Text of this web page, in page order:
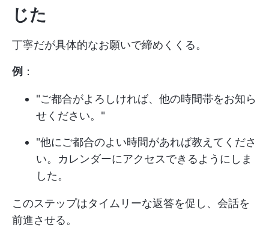
じた
丁寧だが具体的なお願いで締めくくる。
例 ：
"ご都合がよろしければ、他の時間帯をお知ら
せください。"
"他にご都合のよい時間があれば教えてくださ
い。カレンダーにアクセスできるようにしま
した。
このステップはタイムリーな返答を促し、会話を
前進させる。